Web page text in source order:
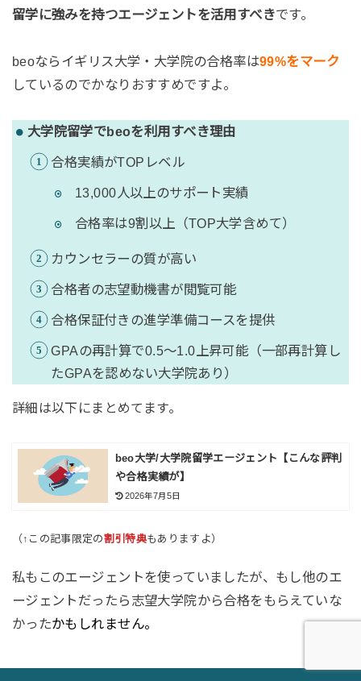
留学に強みを持つエージェントを活用すべきです。
beoならイギリス大学・大学院の合格率は99%をマーク
しているのでかなりおすすめですよ。
大学院留学でbeoを利用すべき理由
合格実績がTOPレベル
13,000人以上のサポート実績
合格率は9割以上（TOP大学含めて）
カウンセラーの質が高い
合格者の志望動機書が閲覧可能
合格保証付きの進学準備コースを提供
GPAの再計算で0.5〜1.0上昇可能（一部再計算し
たGPAを認めない大学院あり）
詳細は以下にまとめてます。
beo大学/大学院留学エージェント【こんな評判
や合格実績が】
2026年7月5日
（↑この記事限定の割引特典もありますよ）
私もこのエージェントを使っていましたが、もし他のエ
ージェントだったら志望大学院から合格をもらえていな
かったかもしれません。